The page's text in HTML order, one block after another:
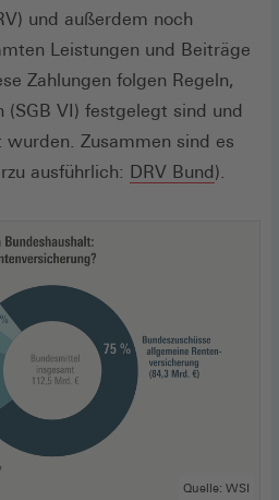
und außerdem noch
Leistungen und Beiträge
Zahlungen folgen Regeln,
(SGB VI) festgelegt sind und
Zusammen sind es
ausführlich: DRV Bund(Öffnet
).
Quelle: WSI